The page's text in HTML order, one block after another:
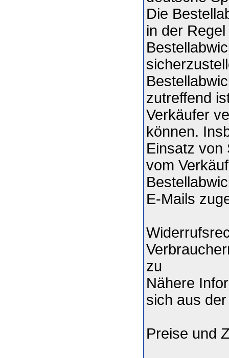
Die
in der
zutreffend
Verkäufer
können.
Einsatz von
vom
E-Mails
zu
Nähere
sich aus
Preise und